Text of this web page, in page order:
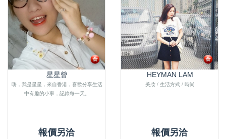
星星曾
嗨，我是星星，來自香港，喜歡分享生活
中有趣的小事，記錄每一天。
報價另洽
HEYMAN LAM
美妝 / 生活方式 / 時尚
報價另洽